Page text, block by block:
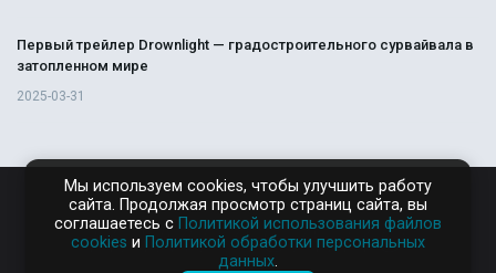
Первый трейлер Drownlight — градостроительного сурвайвала в
затопленном мире
2025-03-31
Мы используем cookies, чтобы улучшить работу
сайта. Продолжая просмотр страниц сайта, вы
соглашаетесь с Политикой использования файлов
cookies и Политикой обработки персональных
данных.
RAMPAGA.RU